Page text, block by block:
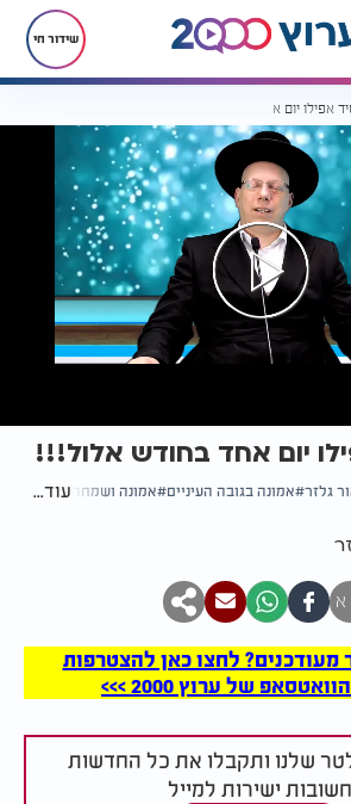
שידור חי
אפילו יום אחד בחודש אלול!!!
יום אחד בחודש אלול!!!
גלזר אמונה בגובה העיניים אמונה ושמחה עוד...
א
מעודכנים? לחצו כאן להצטרפות
של ערוץ 2000 >>>
שלנו ותקבלו את כל החדשות
ישירות למייל